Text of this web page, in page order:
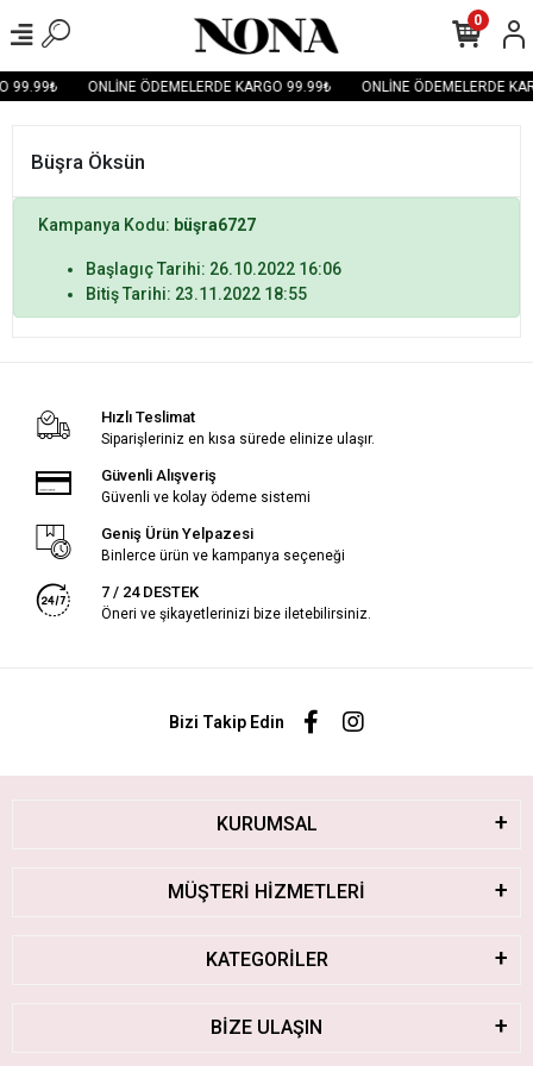
99.99₺ ONLİNE ÖDEMELERDE KARGO 99.99₺ ONLİNE ÖDEMELERDE
0
Büşra Öksün
Kampanya Kodu: büşra6727
Başlagıç Tarihi: 26.10.2022 16:06
Bitiş Tarihi: 23.11.2022 18:55
Hızlı Teslimat
Siparişleriniz en kısa sürede elinize ulaşır.
Güvenli Alışveriş
Güvenli ve kolay ödeme sistemi
Geniş Ürün Yelpazesi
Binlerce ürün ve kampanya seçeneği
7 / 24 DESTEK
Öneri ve şikayetlerinizi bize iletebilirsiniz.
Bizi Takip Edin
KURUMSAL
MÜŞTERİ HİZMETLERİ
KATEGORİLER
BİZE ULAŞIN